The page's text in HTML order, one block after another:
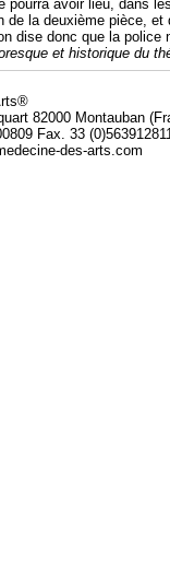
pourra avoir lieu, dans
de la deuxième pièce,
dise donc que la police
et historique du
82000 Montauban
Fax. 33
des-arts.com